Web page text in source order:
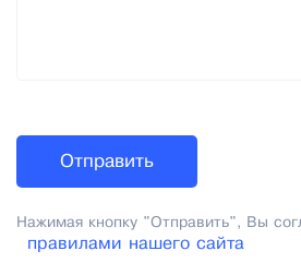
Нажимая кнопку "Отправить", Вы
правилами нашего сайта